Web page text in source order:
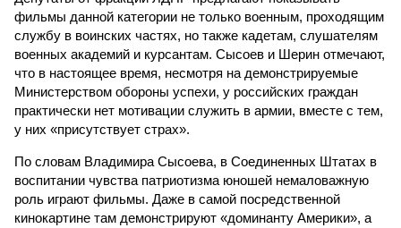
фильмы данной категории не только военным, проходящим
службу в воинских частях, но также кадетам, слушателям
военных академий и курсантам. Сысоев и Шерин отмечают,
что в настоящее время, несмотря на демонстрируемые
Министерством обороны успехи, у российских граждан
практически нет мотивации служить в армии, вместе с тем,
у них «присутствует страх».
По словам Владимира Сысоева, в Соединенных Штатах в
воспитании чувства патриотизма юношей немаловажную
роль играют фильмы. Даже в самой посредственной
кинокартине там демонстрируют «доминанту Америки», а